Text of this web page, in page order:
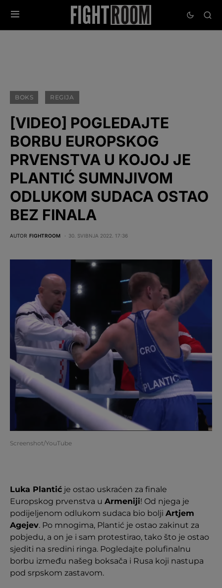
BOKS REGIJA
[VIDEO] POGLEDAJTE
BORBU EUROPSKOG
PRVENSTVA U KOJOJ JE
PLANTIĆ SUMNJIVOM
ODLUKOM SUDACA OSTAO
BEZ FINALA
AUTOR FIGHTROOM 30. SVIBNJA 2022. 17:36
Screenshot/YouTube
Luka Plantić je ostao uskraćen za finale
Europskog prvenstva u Armeniji! Od njega je
podijeljenom odlukom sudaca bio bolji Artjem
Agejev. Po mnogima, Plantić je ostao zakinut za
pobjedu, a on je i sam protestirao, tako što je ostao
sjediti na sredini ringa. Pogledajte polufinalnu
borbu između našeg boksača i Rusa koji nastupa
pod srpskom zastavom.